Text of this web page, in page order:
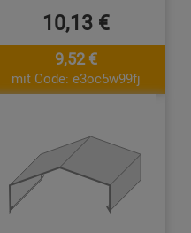
10,13 €
9,52 €
mit Code: e3oc5w99fj